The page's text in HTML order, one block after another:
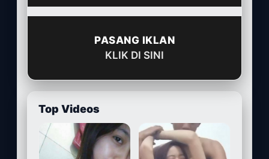
PASANG IKLAN
KLIK DI SINI
Top Videos